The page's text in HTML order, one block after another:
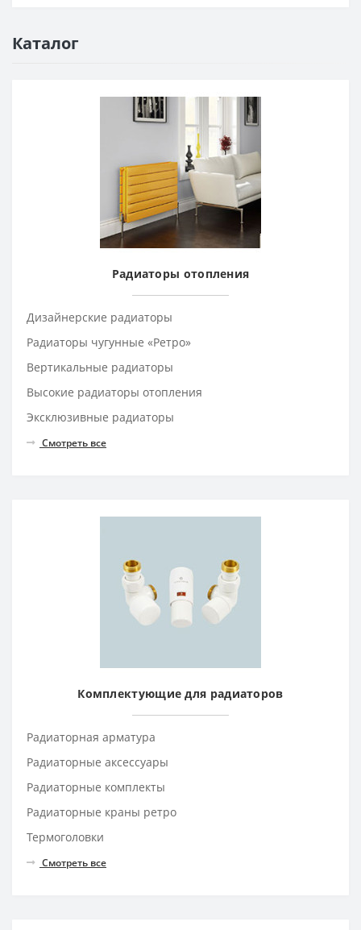
Каталог
Радиаторы отопления
Дизайнерские радиаторы
Радиаторы чугунные «Ретро»
Вертикальные радиаторы
Высокие радиаторы отопления
Эксклюзивные радиаторы
Смотреть все
Комплектующие для радиаторов
Радиаторная арматура
Радиаторные аксессуары
Радиаторные комплекты
Радиаторные краны ретро
Термоголовки
Смотреть все